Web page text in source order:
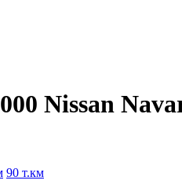
Nissan
90 т.км